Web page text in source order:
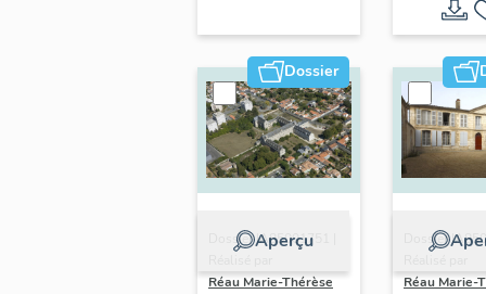
Dossier
Aperçu
Dossier IA85001751 |
Réau Marie-Thérèse
Dossier
Réau Marie-